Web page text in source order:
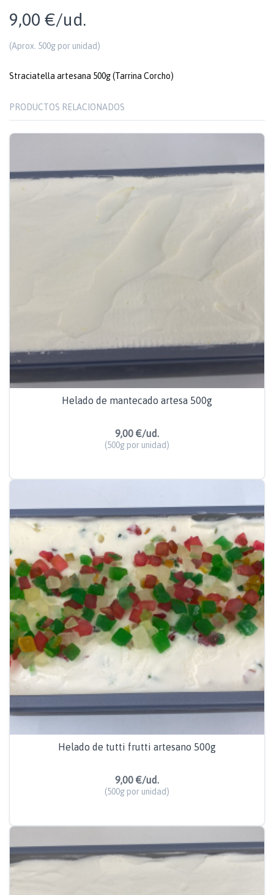
9,00 €/ud.
(Aprox. 500g por unidad)
Straciatella artesana 500g (Tarrina Corcho)
PRODUCTOS RELACIONADOS
Helado de mantecado artesa 500g
9,00 €/ud.
(500g por unidad)
Helado de tutti frutti artesano 500g
9,00 €/ud.
(500g por unidad)